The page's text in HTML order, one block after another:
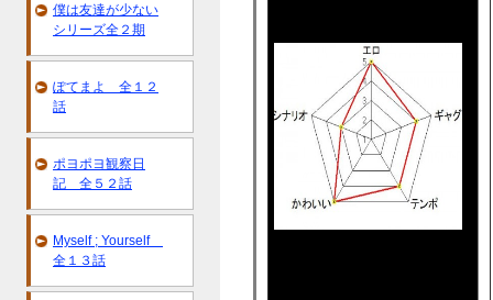
僕は友達が少ない
シリーズ全２期
ぽてまよ 全１２
話
ポヨポヨ観察日
記 全５２話
Myself ; Yourself
全１３話